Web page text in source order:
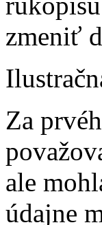
Za
ale
údajne